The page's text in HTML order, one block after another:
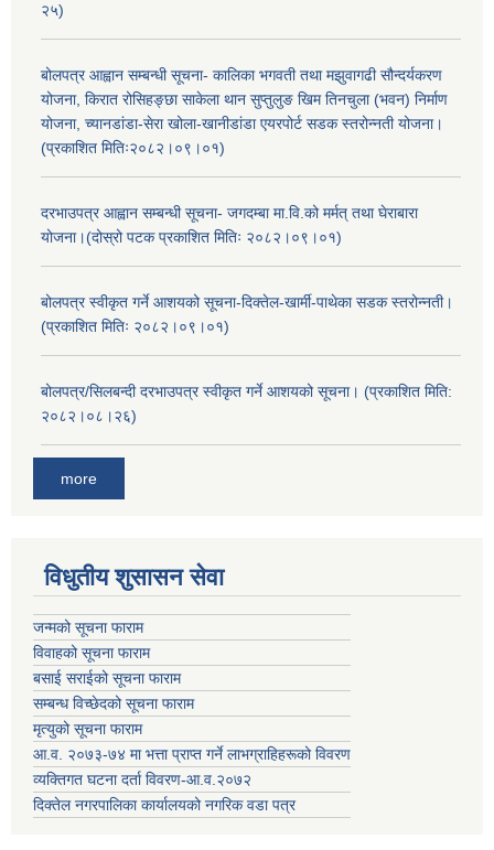
२५)
बोलपत्र आह्वान सम्बन्धी सूचना- कालिका भगवती तथा मझुवागढी सौन्दर्यकरण
योजना, किरात रोसिहङ्छा साकेला थान सुप्तुलुङ खिम तिनचुला (भवन) निर्माण
योजना, च्यानडांडा-सेरा खोला-खानीडांडा एयरपोर्ट सडक स्तरोन्नती योजना।
(प्रकाशित मितिः२०८२।०९।०१)
दरभाउपत्र आह्वान सम्बन्धी सूचना- जगदम्बा मा.वि.को मर्मत् तथा घेराबारा
योजना।(दोस्रो पटक प्रकाशित मितिः २०८२।०९।०१)
बोलपत्र स्वीकृत गर्ने आशयको सूचना-दिक्तेल-खार्मी-पाथेका सडक स्तरोन्नती।
(प्रकाशित मितिः २०८२।०९।०१)
बोलपत्र/सिलबन्दी दरभाउपत्र स्वीकृत गर्ने आशयको सूचना। (प्रकाशित मिति:
२०८२।०८।२६)
more
विधुतीय शुसासन सेवा
जन्मको सूचना फाराम
विवाहको सूचना फाराम
बसाई सराईको सूचना फाराम
सम्बन्ध विच्छेदको सूचना फाराम
मृत्युको सूचना फाराम
आ.व. २०७३-७४ मा भत्ता प्राप्त गर्ने लाभग्राहिहरूको विवरण
व्यक्तिगत घटना दर्ता विवरण-आ.व.२०७२
दिक्तेल नगरपालिका कार्यालयको नगरिक वडा पत्र